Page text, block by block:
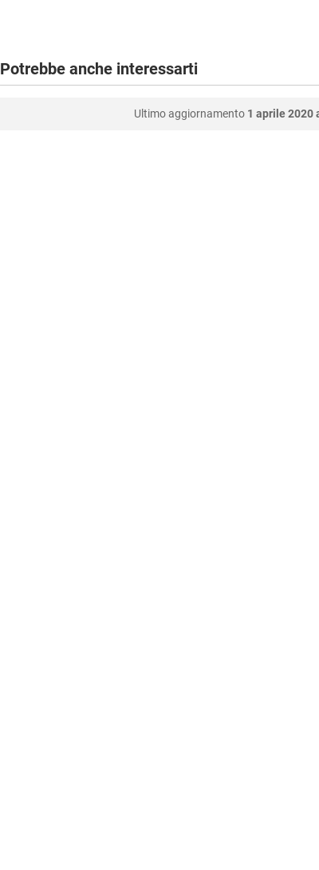
Potrebbe anche interessarti
Ultimo aggiornamento 1 aprile 2020